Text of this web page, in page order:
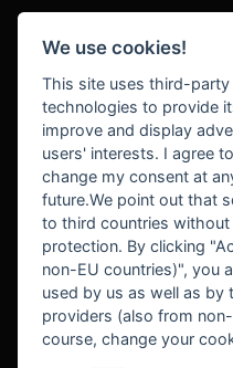
BEKANNT AUS
We use cookies!
This site uses third-
technologies to provide
improve and display
users' interests. I agree
change my consent at
future.We point out that
to third countries without
protection. By clicking
non-EU countries)", you
used by us as well as
providers (also from
course, change your